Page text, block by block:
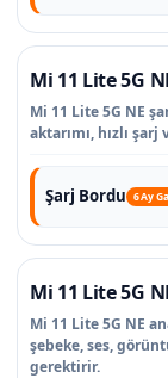
Mi 11 Lite 5G
Mi 11 Lite 5G NE
aktarımı, hızlı
Şarj Bordu 6 Ay
Mi 11 Lite 5G
Mi 11 Lite 5G NE
şebeke, ses,
gerektirir.